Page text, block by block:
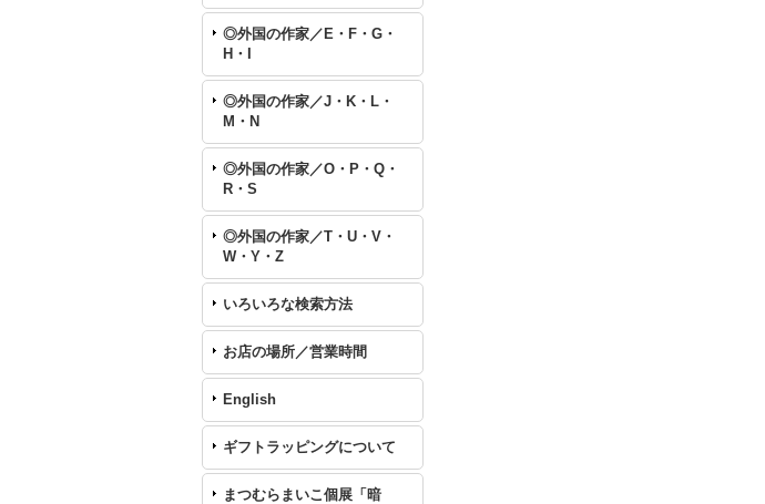
◎外国の作家／E・F・G・
H・I
◎外国の作家／J・K・L・
M・N
◎外国の作家／O・P・Q・
R・S
◎外国の作家／T・U・V・
W・Y・Z
いろいろな検索方法
お店の場所／営業時間
English
ギフトラッピングについて
まつむらまいこ個展「暗